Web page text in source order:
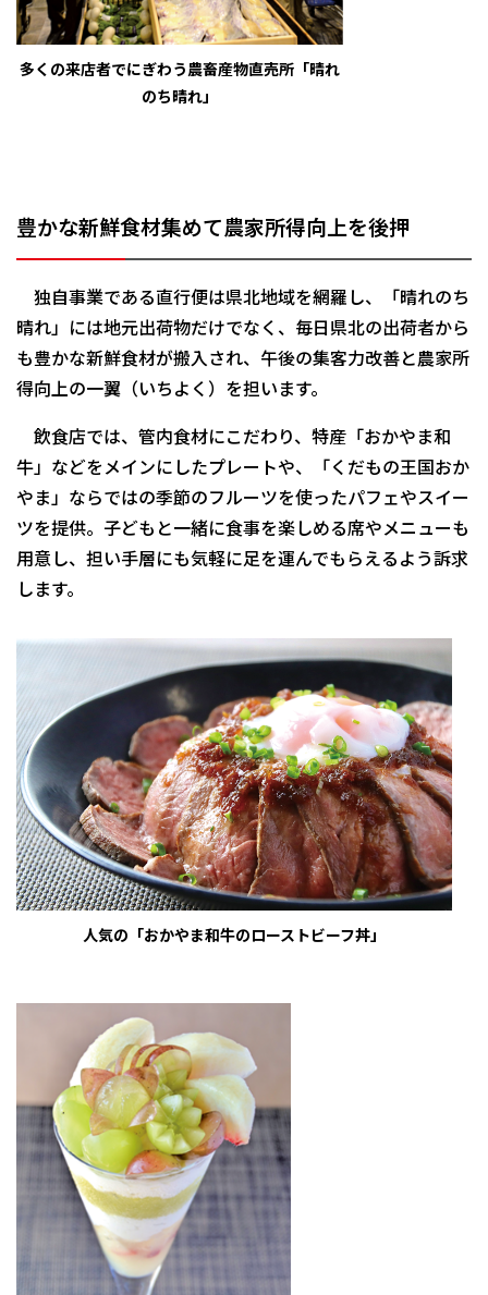
多くの来店者でにぎわう農畜産物直売所「晴れ
のち晴れ」
豊かな新鮮食材集めて農家所得向上を後押
独自事業である直行便は県北地域を網羅し、「晴れのち
晴れ」には地元出荷物だけでなく、毎日県北の出荷者から
も豊かな新鮮食材が搬入され、午後の集客力改善と農家所
得向上の一翼（いちよく）を担います。
飲食店では、管内食材にこだわり、特産「おかやま和
牛」などをメインにしたプレートや、「くだもの王国おか
やま」ならではの季節のフルーツを使ったパフェやスイー
ツを提供。子どもと一緒に食事を楽しめる席やメニューも
用意し、担い手層にも気軽に足を運んでもらえるよう訴求
します。
人気の「おかやま和牛のローストビーフ丼」